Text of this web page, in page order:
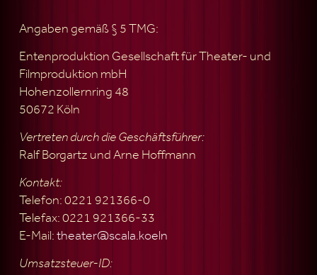
Angaben gemäß § 5 TMG:
Entenproduktion Gesellschaft für Theater- und
Filmproduktion mbH
Hohenzollernring 48
50672 Köln
Vertreten durch die Geschäftsführer:
Ralf Borgartz und Arne Hoffmann
Kontakt:
Telefon: 0221 921366-0
Telefax: 0221 921366-33
E-Mail:theater@scala.koeln
Umsatzsteuer-ID: